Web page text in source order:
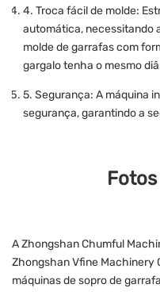
4. Troca fácil de molde:
automática, necessitando
molde de garrafas com
gargalo tenha o mesmo
5. Segurança: A máquina
segurança, garantindo a
A Zhongshan Chumful
Zhongshan Vfine Machinery
máquinas de sopro de